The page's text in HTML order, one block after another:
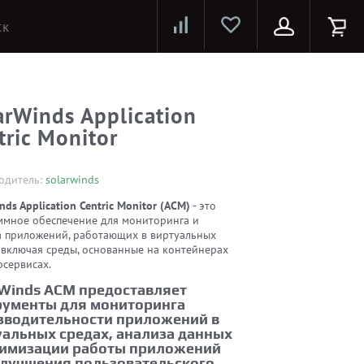
Application
Monitor
solarwinds
Application Centric Monitor (ACM) - это
обеспечение для мониторинга и
приложений, работающих в виртуальных
среды, основанные на контейнерах
ACM предоставляет
для мониторинга
приложений в
средах, анализа данных
работы приложений